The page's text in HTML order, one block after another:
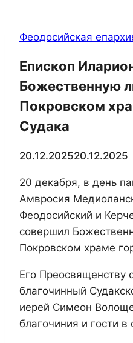
Феодосийская
Епископ
Божественную
Покровском
Судака
20.12.202520.12.2025
20 декабря, в день
Амвросия
Феодосийский и
совершил
Покровском храме
Его Преосвященству
благочинный
иерей Симеон
благочиния и гости